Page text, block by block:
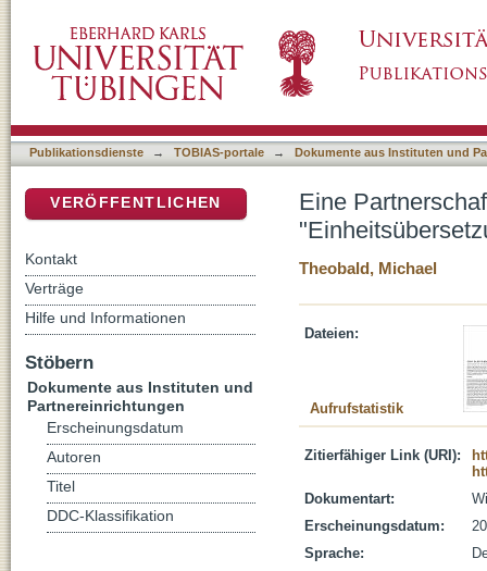
Publikationsdienste → TOBIAS-portale → Dokumente aus Instituten und
Eine
Theobald, Michael
Dateien:
Aufrufstatistik
Zitierfähiger Link (URI):
Dokumentart:
Erscheinungsdatum:
Sprache:
VERÖFFENTLICHEN
Kontakt
Verträge
Hilfe und Informationen
Stöbern
Dokumente aus Instituten und
Partnereinrichtungen
Erscheinungsdatum
Autoren
Titel
DDC-Klassifikation